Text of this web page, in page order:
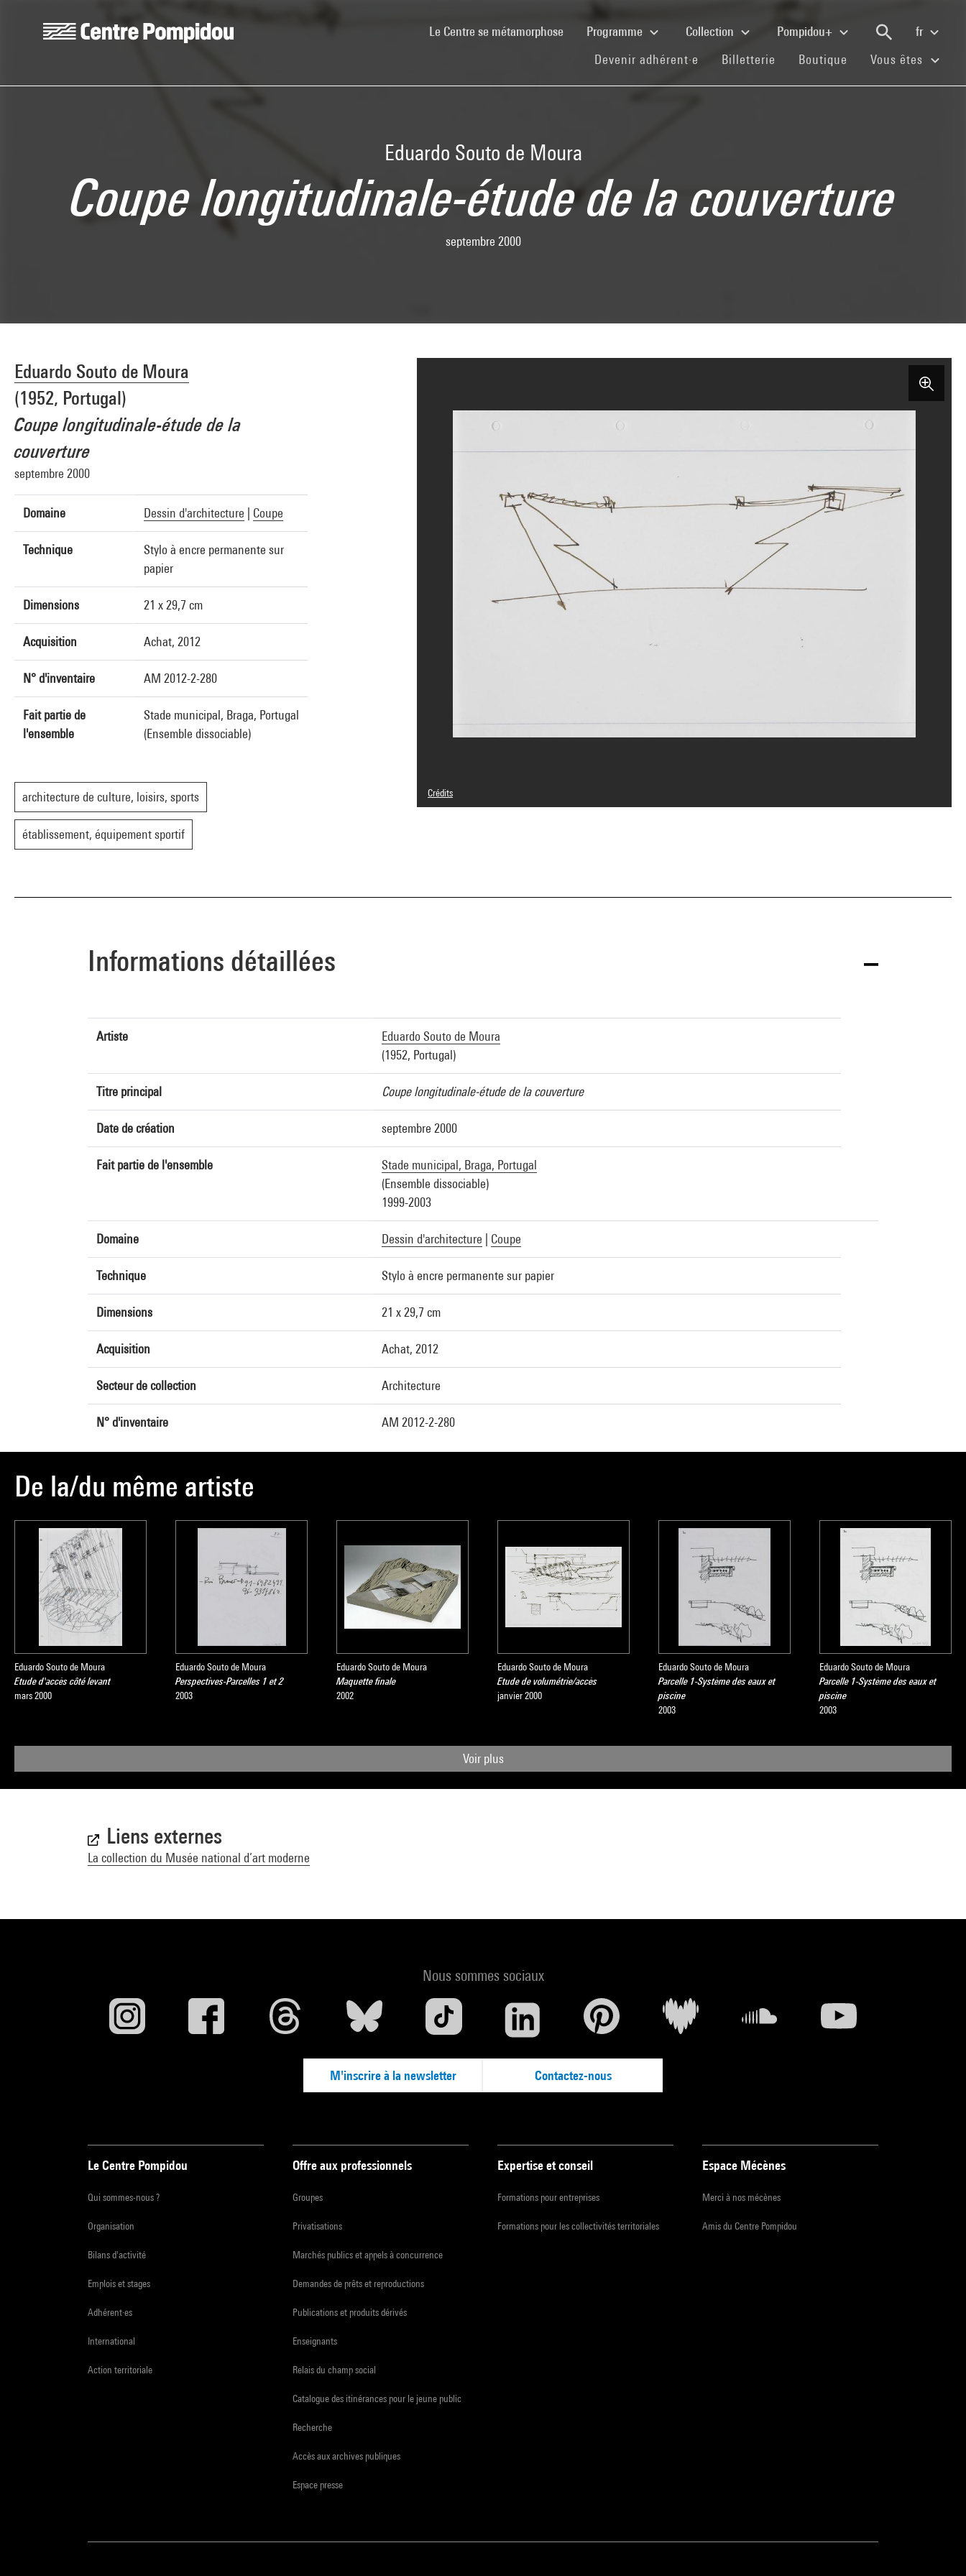
Le Centre se métamorphose(current)Programme Collection Pompidou+
fr
Devenir adhérent·e (current)
Billetterie (current)
Boutique (current)
Vous êtes
Eduardo Souto de Moura
Coupe longitudinale-étude de la couverture
septembre 2000
Eduardo Souto de Moura
(1952, Portugal)
Coupe longitudinale-étude de la
couverture
septembre 2000
Domaine Dessin d'architecture Coupe
Technique
Stylo à encre permanente sur
papier
Dimensions 21 x 29,7 cm
Acquisition Achat, 2012
N° d'inventaire AM 2012-2-280
Fait partie de
l'ensemble
Stade municipal, Braga, Portugal
(Ensemble dissociable)
architecture de culture, loisirs, sports
établissement, équipement sportif
Crédits
© Eduardo Souto de Moura
Informations détaillées
Artiste
Eduardo Souto de Moura
(1952, Portugal)
Titre principal Coupe longitudinale-étude de la couverture
Date de création septembre 2000
Fait partie de l'ensemble
Stade municipal, Braga, Portugal
(Ensemble dissociable)
1999-2003
Domaine Dessin d'architecture Coupe
Technique Stylo à encre permanente sur papier
Dimensions 21 x 29,7 cm
Acquisition Achat, 2012
Secteur de collection Architecture
N° d'inventaire AM 2012-2-280
De la/du même artiste
Eduardo Souto de Moura
Etude d'accès côté levant
mars 2000
Eduardo Souto de Moura
Perspectives-Parcelles 1 et 2
2003
Eduardo Souto de Moura
Maquette finale
2002
Eduardo Souto de Moura
Etude de volumétrie/accès
janvier 2000
Eduardo Souto de Moura
Parcelle 1-Système des eaux et
piscine
2003
Eduardo Souto de Moura
Parcelle 1-Système des eaux et
piscine
2003
Voir plus
Liens externes
La collection du Musée national d’art moderne
Nous sommes sociaux
M'inscrire à la newsletter Contactez-nous
Le Centre Pompidou
Qui sommes-nous ?
Organisation
Bilans d'activité
Emplois et stages
Adhérent·es
International
Action territoriale
Offre aux professionnels
Groupes
Privatisations
Marchés publics et appels à concurrence
Demandes de prêts et reproductions
Publications et produits dérivés
Enseignants
Relais du champ social
Catalogue des itinérances pour le jeune public
Recherche
Accès aux archives publiques
Espace presse
Expertise et conseil
Formations pour entreprises
Formations pour les collectivités territoriales
Espace Mécènes
Merci à nos mécènes
Amis du Centre Pompidou